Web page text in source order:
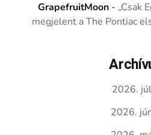
GrapefruitMoon - „Csak
megjelent a The Pontiac
2026.
2026.